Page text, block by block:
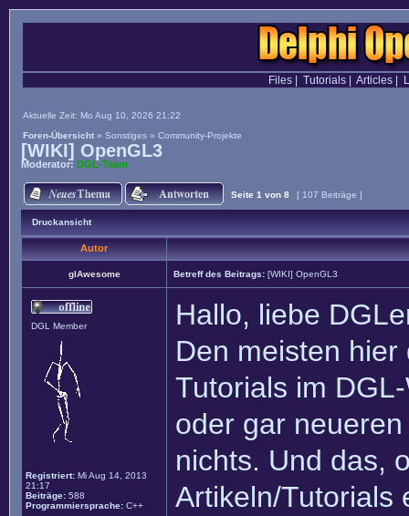
Files| Tutorials| Articles|
Aktuelle Zeit: Mo Aug 10, 2026 21:22
Foren-Übersicht » Sonstiges » Community-Projekte
[WIKI] OpenGL3
Moderator: DGL-Team
Seite 1 von 8 [ 107 Beiträge ]
Druckansicht
Autor
glAwesome Betreff des Beitrags: [WIKI] OpenGL3
DGL Member
Registriert: Mi Aug 14, 2013
21:17
Beiträge: 588
Programmiersprache: C++
Hallo, liebe
Den meisten
Tutorials im
oder gar
nichts. Und das,
Artikeln/Tutorials